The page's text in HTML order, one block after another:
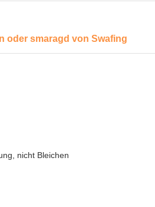
oder smaragd von Swafing
nicht Bleichen